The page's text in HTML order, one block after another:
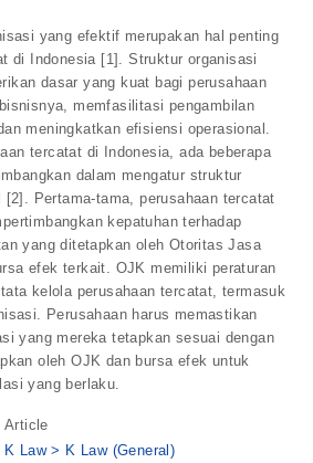
yang efektif merupakan hal penting
di Indonesia [1]. Struktur organisasi
dasar yang kuat bagi perusahaan
memfasilitasi pengambilan
meningkatkan efisiensi operasional.
tercatat di Indonesia, ada beberapa
dalam mengatur struktur
Pertama-tama, perusahaan tercatat
kepatuhan terhadap
yang ditetapkan oleh Otoritas Jasa
efek terkait. OJK memiliki peraturan
kelola perusahaan tercatat, termasuk
Perusahaan harus memastikan
yang mereka tetapkan sesuai dengan
oleh OJK dan bursa efek untuk
yang berlaku.
Article
K Law > K Law (General)